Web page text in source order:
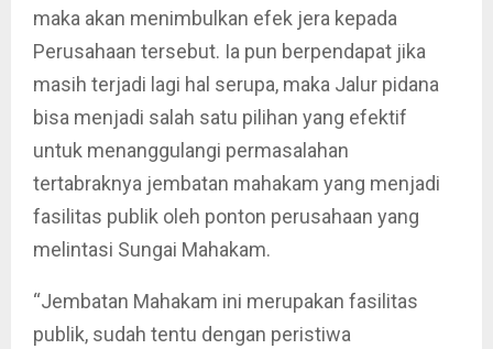
maka akan menimbulkan efek jera kepada
Perusahaan tersebut. Ia pun berpendapat jika
masih terjadi lagi hal serupa, maka Jalur pidana
bisa menjadi salah satu pilihan yang efektif
untuk menanggulangi permasalahan
tertabraknya jembatan mahakam yang menjadi
fasilitas publik oleh ponton perusahaan yang
melintasi Sungai Mahakam.
“Jembatan Mahakam ini merupakan fasilitas
publik, sudah tentu dengan peristiwa